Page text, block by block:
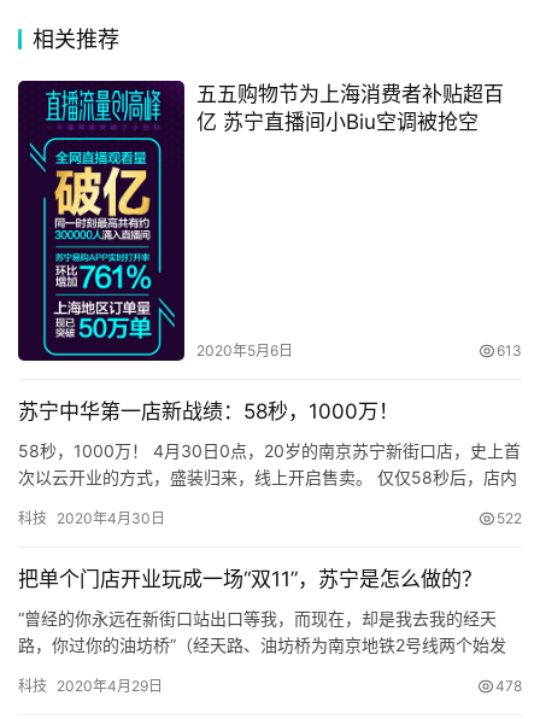
电
汽
直
播
专
栏
登录
同时，在线上市场，家电渠道商持续发力。京东、苏宁、天
猫瓜分了92.6%的市场份额。其中，苏宁线上渠道增速高于
行业平均，京东线上渠道份额进一步被挤压，占比不足4
成。
相关推荐
五五购物节为上海消费者补贴超百
亿 苏宁直播间小Biu空调被抢空
2020年5月6日 613
苏宁中华第一店新战绩：58秒，1000万！
58秒，1000万！ 4月30日0点，20岁的南京苏宁新街口店，史上首
次以云开业的方式，盛装归来，线上开启售卖。 仅仅58秒后，店内
中华第一店的千万销售达成速…
科技 2020年4月30日 522
把单个门店开业玩成一场“双11”，苏宁是怎么做的？
“曾经的你永远在新街口站出口等我，而现在，却是我去我的经天
路，你过你的油坊桥”（经天路、油坊桥为南京地铁2号线两个始发
往，留在淮海路》下，有这么一…
科技 2020年4月29日 478